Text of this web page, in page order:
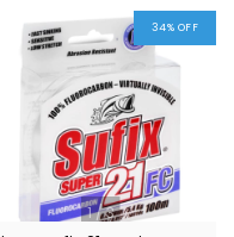
1/3
34% OFF